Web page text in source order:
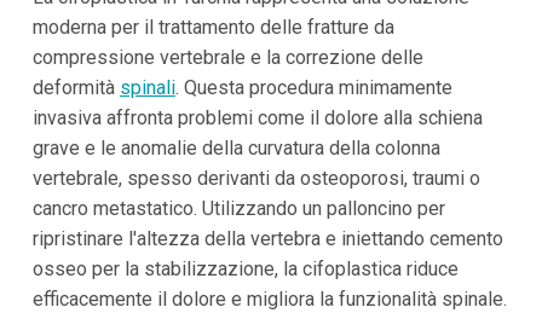
moderna per il trattamento delle fratture da
compressione vertebrale e la correzione delle
deformità spinali. Questa procedura minimamente
invasiva affronta problemi come il dolore alla schiena
grave e le anomalie della curvatura della colonna
vertebrale, spesso derivanti da osteoporosi, traumi o
cancro metastatico. Utilizzando un palloncino per
ripristinare l'altezza della vertebra e iniettando cemento
osseo per la stabilizzazione, la cifoplastica riduce
efficacemente il dolore e migliora la funzionalità spinale.